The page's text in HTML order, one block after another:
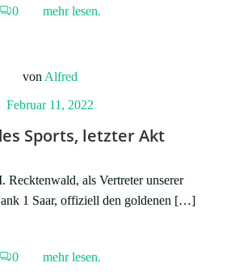
0 mehr lesen.
von Alfred
Februar 11, 2022
Sports, letzter Akt
Recktenwald, als Vertreter unserer
1 Saar, offiziell den goldenen […]
0 mehr lesen.